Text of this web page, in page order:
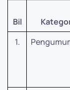
Bil
1.